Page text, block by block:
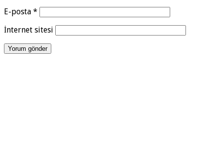
E-posta *
İnternet sitesi